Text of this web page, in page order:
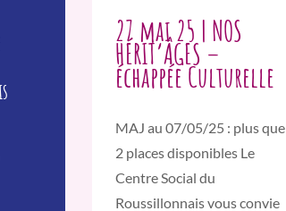
27 mai 25 | NOS
HÉRIT’ÂGES –
échappée Culturelle
MAJ au 07/05/25 : plus que
2 places disponibles Le
Centre Social du
Roussillonnais vous convie